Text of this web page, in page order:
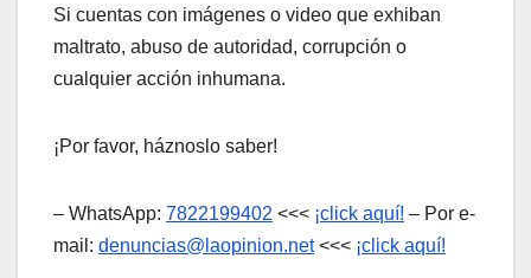
Si cuentas con imágenes o video que exhiban
maltrato, abuso de autoridad, corrupción o
cualquier acción inhumana.
¡Por favor, háznoslo saber!
– WhatsApp: 7822199402 <<< ¡click aquí! – Por e-
mail: denuncias@laopinion.net<<< ¡click aquí!